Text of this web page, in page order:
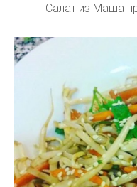
Салат из Маша